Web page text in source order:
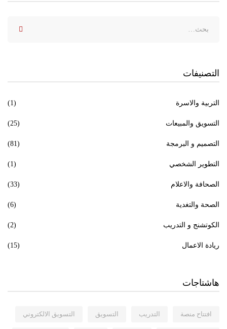
التصنيفات
التربية والاسرة (1)
التسويق والمبيعات (25)
التصميم و البرمجة (81)
التطوير الشخصي (1)
الصحافة والاعلام (33)
الصحة والتغدية (6)
الكوتشنج و التدريب (2)
ريادة الاعمال (15)
هاشتاجات
افتتاح منصة التدريب التسويق التسويق الالكتروني